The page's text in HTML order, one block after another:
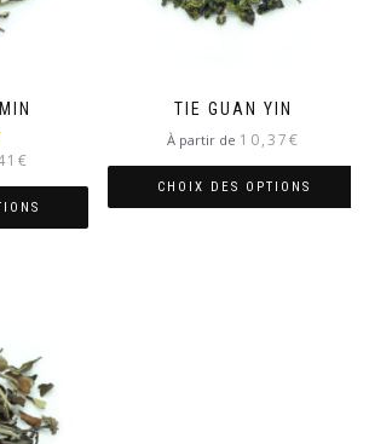
€
TIE GUAN YIN
À partir de 10,37€
CHOIX DES OPTIONS